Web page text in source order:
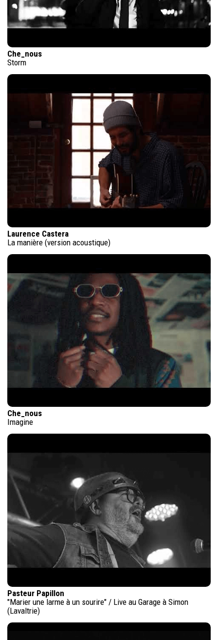
Che_nous
Storm
Laurence Castera
La manière (version acoustique)
Che_nous
Imagine
Pasteur Papillon
"Marier une larme à un sourire" / Live au Garage à Simon
(Lavaltrie)